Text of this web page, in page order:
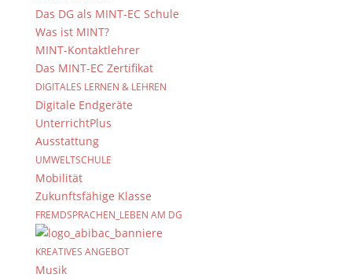
Das DG als MINT-EC Schule
Was ist MINT?
MINT-Kontaktlehrer
Das MINT-EC Zertifikat
DIGITALES LERNEN & LEHREN
Digitale Endgeräte
UnterrichtPlus
Ausstattung
UMWELTSCHULE
Mobilität
Zukunftsfähige Klasse
FREMDSPRACHEN_LEBEN AM DG
KREATIVES ANGEBOT
Musik
Lernort kennenzulernen: das LCC FabLab in Kronach. In zwei
Gruppen aufgeteilt, sammelten die Schülerinnen und Schüler
praktische Erfahrungen mit...
Diese Frage stellt sich derzeit ein Team von Schülern am
Dientzenhofer Gymnasium im Rahmen eines
ausschweifenden Wasserstoffprojekts. Die Schüler haben in
kürzester Zeit und mit viel Aufwand und Hintergrundwissen